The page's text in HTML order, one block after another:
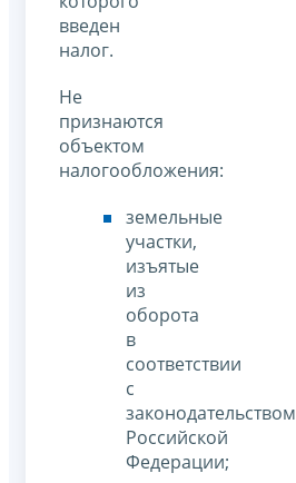
введен
налог.
Не
признаются
объектом
налогообложения:
земельные
участки,
изъятые
из
оборота
в
соответствии
с
законодательством
Российской
Федерации;